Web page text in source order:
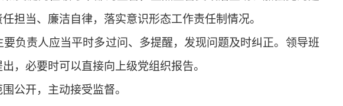
担当、廉洁自律，落实意识形态工作责任制情况。
责人应当平时多过问、多提醒，发现问题及时纠正。领导班
，必要时可以直接向上级党组织报告。
公开，主动接受监督。